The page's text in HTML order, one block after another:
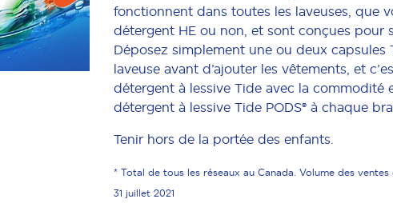
fonctionnent dans toutes les laveuses, que
détergent HE ou non, et sont conçues pour
Déposez simplement une ou deux capsules
laveuse avant d’ajouter les vêtements, et
détergent à lessive Tide avec la commodité
détergent à lessive Tide PODS® à chaque
Tenir hors de la portée des enfants.
* Total de tous les réseaux au Canada. Volume des
31 juillet 2021